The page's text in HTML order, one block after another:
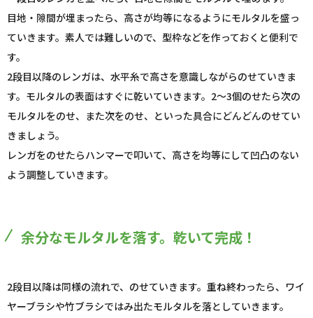
目地・隙間が埋まったら、高さが均等になるようにモルタルを盛っ
ていきます。素人では難しいので、型枠などを作っておくと便利で
す。
2段目以降のレンガは、水平糸で高さを意識しながらのせていきま
す。モルタルの表面はすぐに乾いていきます。2～3個のせたら次の
モルタルをのせ、また次をのせ、といった具合にどんどんのせてい
きましょう。
レンガをのせたらハンマーで叩いて、高さを均等にして凹凸のない
よう調整していきます。
余分なモルタルを落す。乾いて完成！
2段目以降は同様の流れで、のせていきます。重ね終わったら、ワイ
ヤーブラシや竹ブラシではみ出たモルタルを落としていきます。